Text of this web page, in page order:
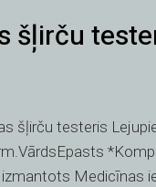
šļirču
šļirču testeris
Medicīnas